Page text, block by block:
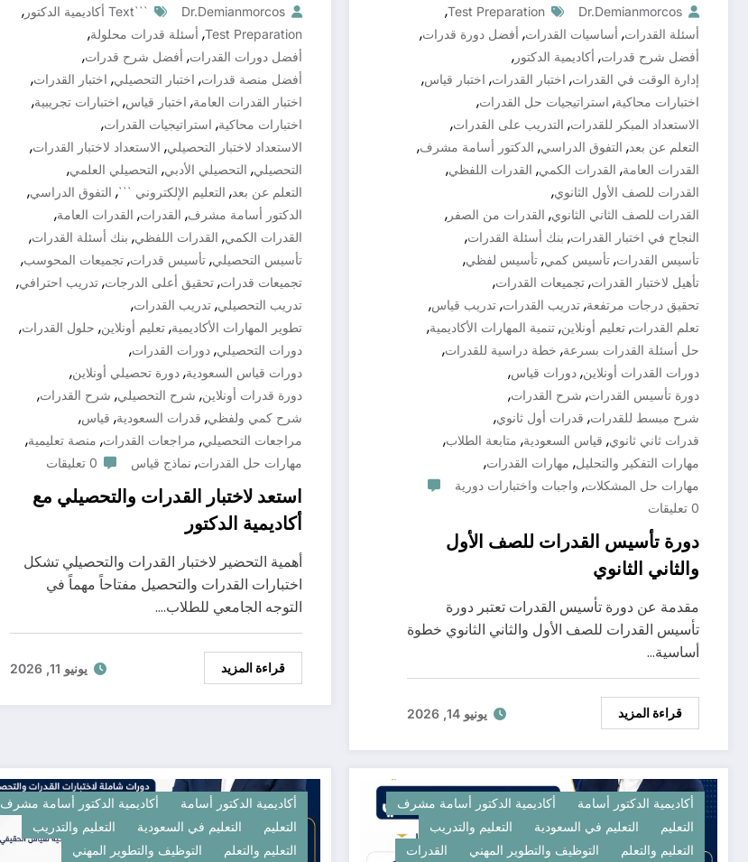
Dr.demianmorcos
Test Preparation
,
أسئلة القدرات, أساسيات القدرات, أفضل دورة قدرات,
أفضل شرح قدرات, أكاديمية الدكتور ,
إدارة الوقت في القدرات, اختبار القدرات, اختبار قياس,
اختبارات محاكية, استراتيجيات حل القدرات,
الاستعداد المبكر للقدرات, التدريب على القدرات,
التعلم عن بعد, التفوق الدراسي, الدكتور أسامة مشرف,
القدرات العامة, القدرات الكمي, القدرات اللفظي,
القدرات للصف الأول الثانوي,
القدرات للصف الثاني الثانوي, القدرات من الصفر ,
النجاح في اختبار القدرات, بنك أسئلة القدرات,
تأسيس القدرات, تأسيس كمي, تأسيس لفظي,
تأهيل لاختبار القدرات, تجميعات القدرات,
تحقيق درجات مرتفعة, تدريب القدرات, تدريب قياس,
تعلم القدرات, تعليم أونلاين, تنمية المهارات الأكاديمية,
حل أسئلة القدرات بسرعة, خطة دراسية للقدرات,
دورات القدرات أونلاين, دورات قياس,
دورة تأسيس القدرات, شرح القدرات,
شرح مبسط للقدرات, قدرات أول ثانوي,
قدرات ثاني ثانوي, قياس السعودية, متابعة الطلاب,
مهارات التفكير والتحليل, مهارات القدرات,
مهارات حل المشكلات, واجبات واختبارات دورية
0 تعليقات
دورة تأسيس القدرات للصف الأول
والثاني الثانوي
مقدمة عن دورة تأسيس القدرات تعتبر دورة
تأسيس القدرات للصف الأول والثاني الثانوي خطوة
أساسية…
قراءة المزيد يونيو 14, 2026
Dr.demianmorcos ```text أكاديمية الدكتور ,
Test Preparation
, أسئلة قدرات محلولة,
أفضل دورات القدرات, أفضل شرح قدرات,
أفضل منصة قدرات, اختبار التحصيلي, اختبار القدرات,
اختبار القدرات العامة, اختبار قياس, اختبارات تجريبية,
اختبارات محاكية, استراتيجيات القدرات,
الاستعداد لاختبار التحصيلي, الاستعداد لاختبار القدرات,
التحصيلي, التحصيلي الأدبي, التحصيلي العلمي,
التعلم عن بعد, التعليم الإلكتروني ```, التفوق الدراسي,
الدكتور أسامة مشرف, القدرات, القدرات العامة,
القدرات الكمي, القدرات اللفظي, بنك أسئلة القدرات,
تأسيس التحصيلي, تأسيس قدرات, تجميعات المحوسب,
تجميعات قدرات, تحقيق أعلى الدرجات, تدريب احترافي,
تدريب التحصيلي, تدريب القدرات,
تطوير المهارات الأكاديمية, تعليم أونلاين, حلول القدرات,
دورات التحصيلي, دورات القدرات,
دورات قياس السعودية, دورة تحصيلي أونلاين,
دورة قدرات أونلاين, شرح التحصيلي, شرح القدرات,
شرح كمي ولفظي, قدرات السعودية, قياس,
مراجعات التحصيلي, مراجعات القدرات, منصة تعليمية,
مهارات حل القدرات, نماذج قياس 0 تعليقات
استعد لاختبار القدرات والتحصيلي مع
أكاديمية الدكتور
أهمية التحضير لاختبار القدرات والتحصيلي تشكل
اختبارات القدرات والتحصيل مفتاحاً مهماً في
التوجه الجامعي للطلاب.…
قراءة المزيد يونيو 11, 2026
أكاديمية الدكتور أسامة
أكاديمية الدكتور أسامة مشرف
التعليم
التعليم في السعودية
التعليم والتدريب
التعليم والتعلم
التوظيف والتطوير المهني القدرات
أكاديمية الدكتور أسامة
أكاديمية الدكتور أسامة مشرف
التعليم
التعليم في السعودية
التعليم والتدريب
التعليم والتعلم
التوظيف والتطوير المهني